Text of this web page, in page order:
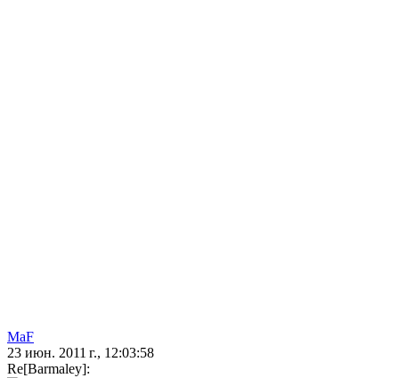
MaF
23 июн. 2011 г., 12:03:58
Re[Barmaley]: